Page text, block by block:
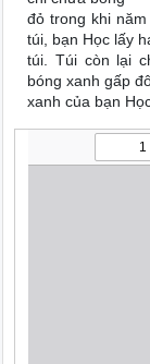
đỏ trong khi
túi, bạn Học lấy
túi. Túi còn lại
bóng xanh gấp
xanh của bạn